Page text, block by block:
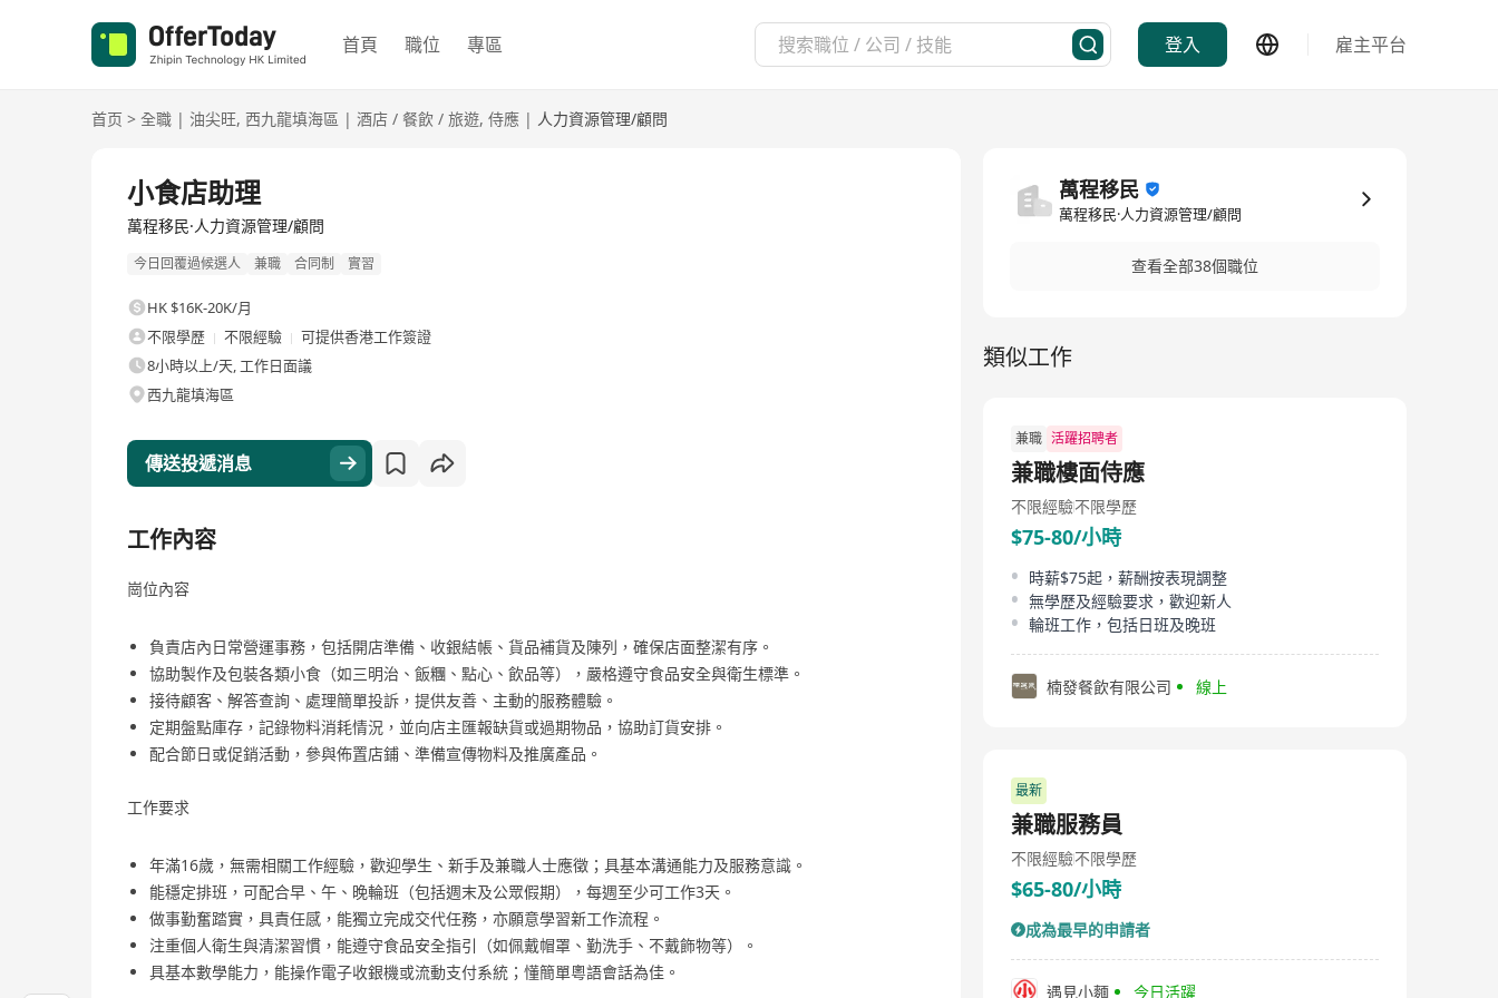
首頁 職位 專區 登入 雇主平台
首页 > 全職 | 油尖旺, 西九龍填海區 | 酒店 / 餐飲 / 旅遊, 侍應 | 人力資源管理/顧問
小食店助理
萬程移民·人力資源管理/顧問
今日回覆過候選人 兼職 合同制 實習
HK $16K-20K/月
不限學歷
不限經驗
可提供香港工作簽證
8小時以上/天, 工作日面議
西九龍填海區
傳送投遞消息
工作內容
崗位內容
負責店內日常營運事務，包括開店準備、收銀結帳、貨品補貨及陳列，確保店面整潔有序。
協助製作及包裝各類小食（如三明治、飯糰、點心、飲品等），嚴格遵守食品安全與衛生標準。
接待顧客、解答查詢、處理簡單投訴，提供友善、主動的服務體驗。
定期盤點庫存，記錄物料消耗情況，並向店主匯報缺貨或過期物品，協助訂貨安排。
配合節日或促銷活動，參與佈置店鋪、準備宣傳物料及推廣產品。
工作要求
年滿16歲，無需相關工作經驗，歡迎學生、新手及兼職人士應徵；具基本溝通能力及服務意識。
能穩定排班，可配合早、午、晚輪班（包括週末及公眾假期），每週至少可工作3天。
做事勤奮踏實，具責任感，能獨立完成交代任務，亦願意學習新工作流程。
注重個人衛生與清潔習慣，能遵守食品安全指引（如佩戴帽罩、勤洗手、不戴飾物等）。
具基本數學能力，能操作電子收銀機或流動支付系統；懂簡單粵語會話為佳。
萬程移民
萬程移民·人力資源管理/顧問
查看全部38個職位
類似工作
兼職 活躍招聘者
兼職樓面侍應
不限經驗不限學歷
$75-80/小時
時薪$75起，薪酬按表現調整
無學歷及經驗要求，歡迎新人
輪班工作，包括日班及晚班
楠發餐飲有限公司 線上
最新
兼職服務員
不限經驗不限學歷
$65-80/小時
成為最早的申請者
遇見小麵 今日活躍